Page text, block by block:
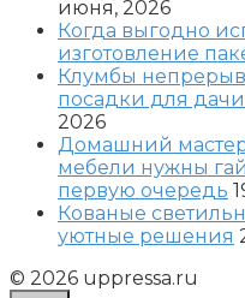
июня, 2026
Когда выгодно
изготовление
Клумбы
посадки для
2026
Домашний
мебели нужны
первую очередь
Кованые
уютные решения
© 2026 uppressa.ru